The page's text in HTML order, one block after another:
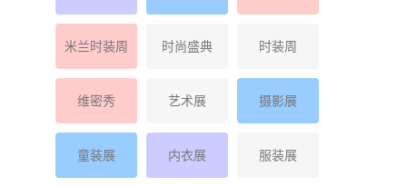
米兰时装周 时尚盛典 时装周
维密秀 艺术展 摄影展
童装展 内衣展 服装展